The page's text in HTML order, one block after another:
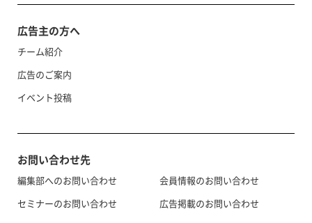
広告主の方へ
チーム紹介
広告のご案内
イベント投稿
お問い合わせ先
編集部へのお問い合わせ
セミナーのお問い合わせ
会員情報のお問い合わせ
広告掲載のお問い合わせ